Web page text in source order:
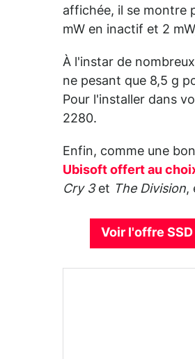
affichée, il se montre
mW en inactif et 2
À l'instar de
ne pesant que 8,5 g
Pour l'installer dans
2280.
Enfin, comme une
Ubisoft offert au
Cry 3et The Division,
Voir l'offre